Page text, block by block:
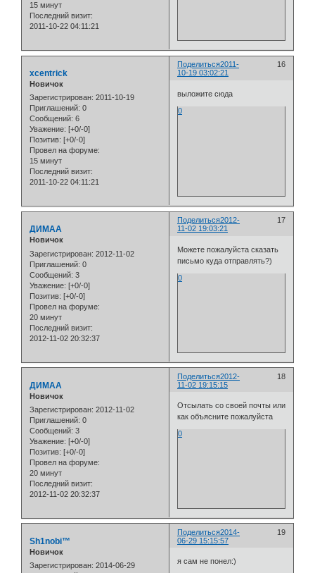
15 минут
Последний визит:
2011-10-22 04:11:21
Поделиться 16
2011-
10-19 03:02:21
xcentrick
Новичок
Зарегистрирован: 2011-10-19
Приглашений: 0
Сообщений: 6
Уважение: [+0/-0]
Позитив: [+0/-0]
Провел на форуме:
15 минут
Последний визит:
2011-10-22 04:11:21
выложите сюда
0
Поделиться 17
2012-
11-02 19:03:21
ДИМАА
Новичок
Зарегистрирован: 2012-11-02
Приглашений: 0
Сообщений: 3
Уважение: [+0/-0]
Позитив: [+0/-0]
Провел на форуме:
20 минут
Последний визит:
2012-11-02 20:32:37
Можете пожалуйста сказать
письмо куда отправлять?)
0
Поделиться 18
2012-
11-02 19:15:15
ДИМАА
Новичок
Зарегистрирован: 2012-11-02
Приглашений: 0
Сообщений: 3
Уважение: [+0/-0]
Позитив: [+0/-0]
Провел на форуме:
20 минут
Последний визит:
2012-11-02 20:32:37
Отсылать со своей почты или
как объясните пожалуйста
0
Поделиться 19
2014-
06-29 15:15:57
Sh1nobi™
Новичок
Зарегистрирован: 2014-06-29
я сам не понел:)